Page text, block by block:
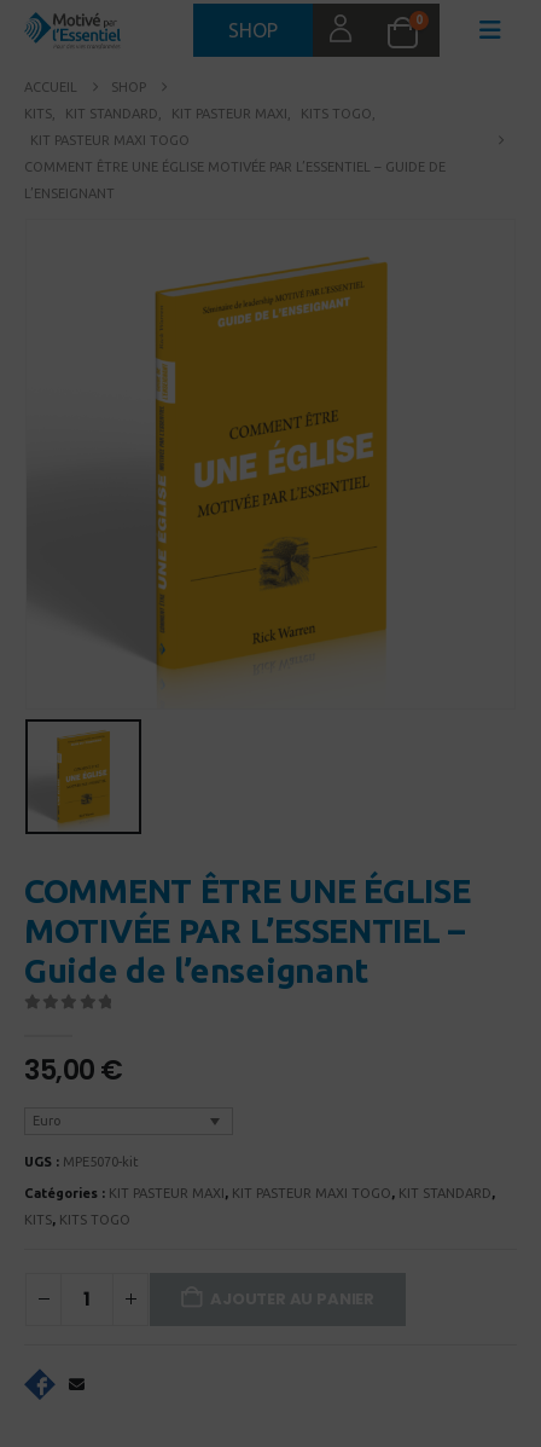
SHOP 0
ACCUEIL
SHOP
KITS
KIT STANDARD KIT PASTEUR MAXI KITS TOGO
KIT PASTEUR MAXI TOGO
COMMENT ÊTRE UNE ÉGLISE MOTIVÉE PAR L’ESSENTIEL – GUIDE DE
L’ENSEIGNANT
COMMENT ÊTRE UNE ÉGLISE
MOTIVÉE PAR L’ESSENTIEL –
Guide de l’enseignant
35,00€
Euro
UGS : MPE5070-kit
Catégories : KIT PASTEUR MAXI, KIT PASTEUR MAXI TOGO, KIT STANDARD,
KITS, KITS TOGO